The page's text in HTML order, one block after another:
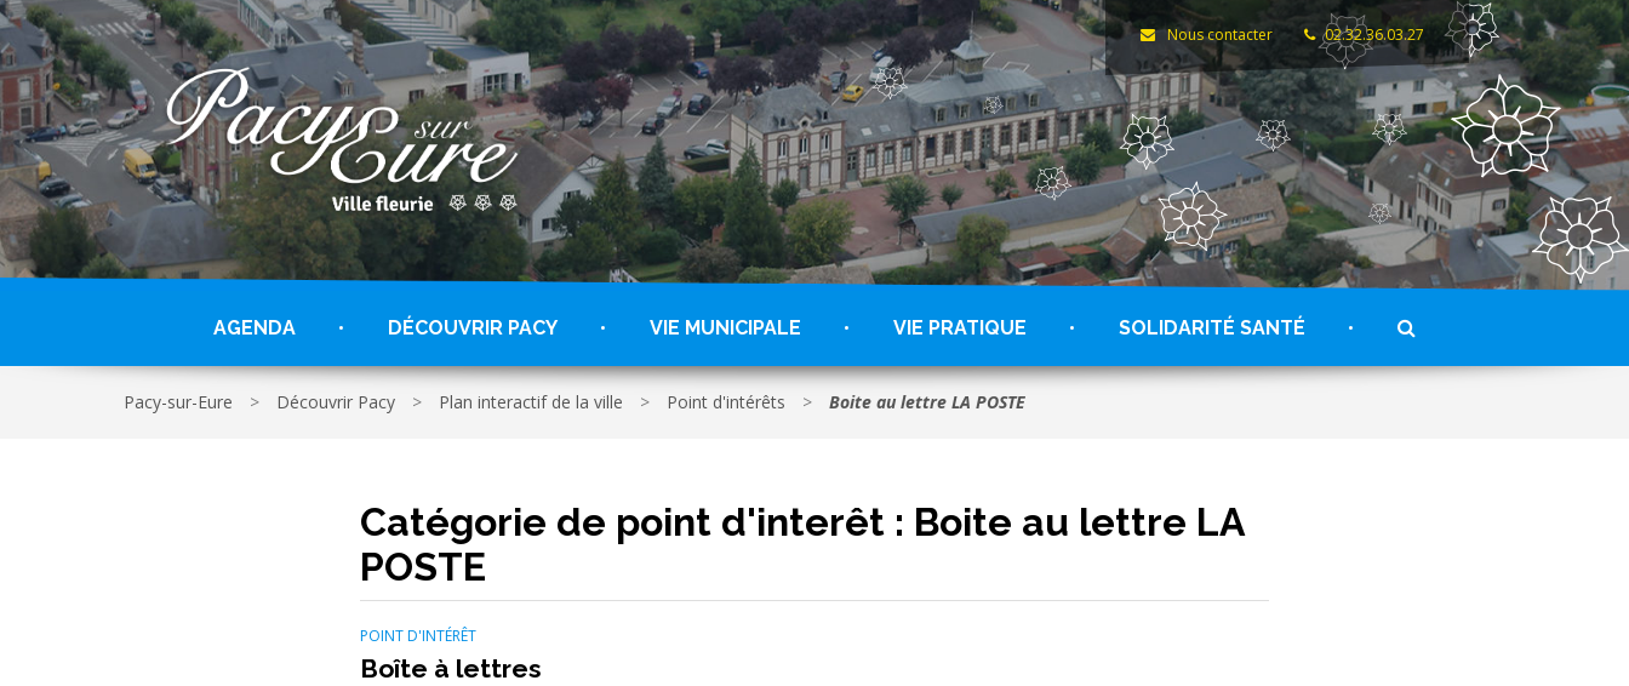
Gestion des traceurs
Nous contacter 02.32.36.03.27
AGENDA DÉCOUVRIR PACY VIE MUNICIPALE VIE PRATIQUE SOLIDARITÉ SANTÉ
Pacy-sur-Eure > Découvrir Pacy > Plan interactif de la ville > Point d'intérêts > Boite au lettre LA POSTE
Catégorie de point d'interêt : Boite au lettre LA
POSTE
POINT D'INTÉRÊT
Boîte à lettres